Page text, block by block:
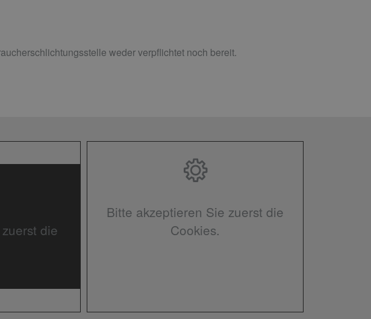
weder verpflichtet noch bereit.
die
Bitte akzeptieren Sie zuerst die
Cookies.